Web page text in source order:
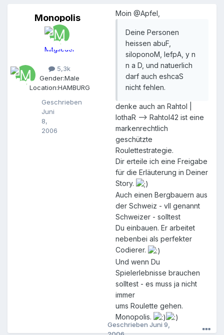
M
o
n
o
p
i
s
Geschrieben
Juni
8,
2006
Monopolis
Mitglieder
5,3k
Gender:Male
Location:HAMBURG
Moin @Apfel,
Deine Personen
heissen abuF,
siloponoM, lefpA, y n
n a D, und natuerlich
darf auch eshcaS
nicht fehlen.
denke auch an Rahtol |
lothaR --> Rahtol42 ist eine
markenrechtlich
geschützte
Roulettestrategie.
Dir erteile ich eine Freigabe
für die Erläuterung in Deiner
Story.
Auch einen Bergbauern aus
der Schweiz - vll genannt
Schweizer - solltest
Du einbauen. Er arbeitet
nebenbei als perfekter
Codierer.
Und wenn Du
Spielerlebnisse brauchen
solltest - es muss ja nicht
immer
ums Roulette gehen.
Monopolis.
Geschrieben Juni 9,